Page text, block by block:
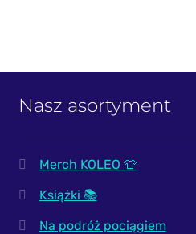
Nasz asortyment
Merch KOLEO 👕
Książki 📚
Na podróż pociągiem